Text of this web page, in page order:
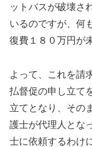
ットバスが破壊さ
いるのですが、何
復費１８０万円が
よって、これを請
払督促の申し立て
立てとなり、その
護士が代理人とな
士に依頼するわけ